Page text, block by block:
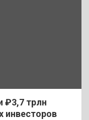
₽3,7 трлн
инвесторов